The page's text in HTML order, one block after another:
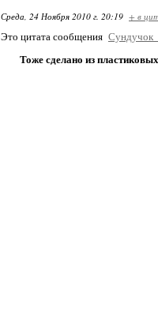
Среда, 24 Ноября 2010 г. 20:19 + в
Это цитата сообщения
Тоже сделано из